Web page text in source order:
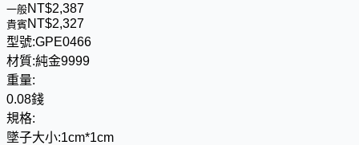
一般NT$2,387
貴賓 NT$2,327
型號:GPE0466
材質:純金9999
重量:
0.08錢
規格:
墜子大小:1cm*1cm